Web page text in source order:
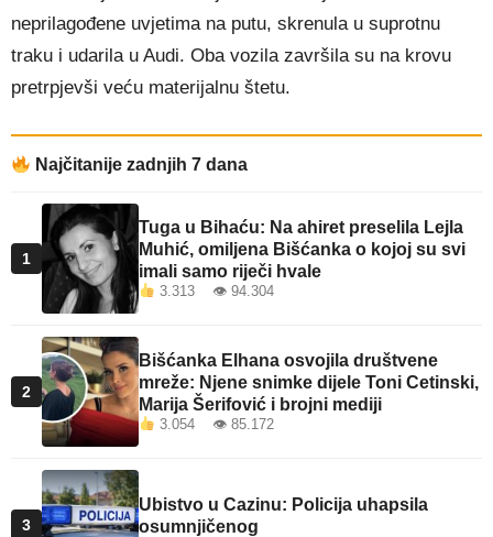
neprilagođene uvjetima na putu, skrenula u suprotnu
traku i udarila u Audi. Oba vozila završila su na krovu
pretrpjevši veću materijalnu štetu.
Najčitanije zadnjih 7 dana
1
Tuga u Bihaću: Na ahiret preselila Lejla
Muhić, omiljena Bišćanka o kojoj su svi
imali samo riječi hvale
3.313 👁 94.304
2
Bišćanka Elhana osvojila društvene
mreže: Njene snimke dijele Toni Cetinski,
Marija Šerifović i brojni mediji
3.054 👁 85.172
3
Ubistvo u Cazinu: Policija uhapsila
osumnjičenog